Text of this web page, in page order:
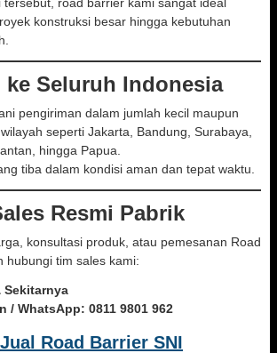
konstruksi besar hingga kebutuhan
Seluruh Indonesia
pengiriman dalam jumlah kecil maupun
seperti Jakarta, Bandung, Surabaya,
hingga Papua.
tiba dalam kondisi aman dan tepat waktu.
Resmi Pabrik
konsultasi produk, atau pemesanan Road
hubungi tim sales kami:
Sekitarnya
/ WhatsApp: 0811 9801 962
Jual Road Barrier SNI